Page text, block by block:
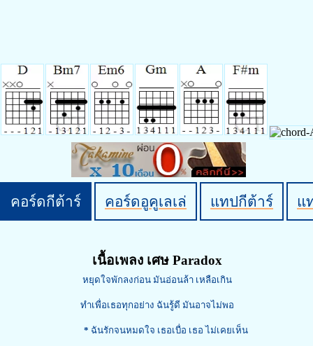
คอร์ดกีต้าร์ คอร์ดอูคูเลเล่ แทปกีต้าร์ แ
เนื้อเพลง เศษ Paradox
หยุดใจพักลงก่อน มันอ่อนล้า เหลือเกิน
ทำเพื่อเธอทุกอย่าง ฉันรู้ดี มันอาจไม่พอ
* ฉันรักจนหมดใจ เธอเบื่อ เธอ ไม่เคยเห็น